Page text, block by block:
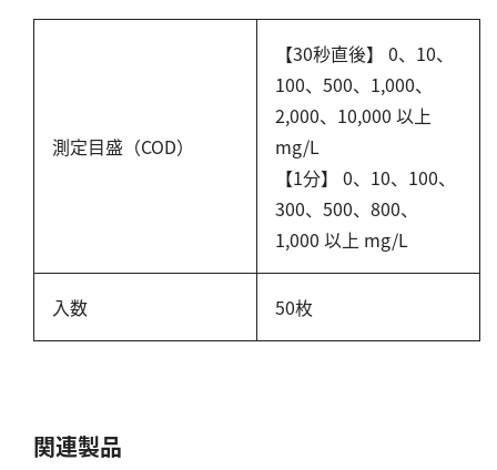
測定目盛（COD）
【30秒直後】 0、10、
100、500、1,000、
2,000、10,000 以上
mg/L
【1分】 0、10、100、
300、500、800、
1,000 以上 mg/L
入数 50枚
関連製品
全硬度
総残留塩素
硫酸